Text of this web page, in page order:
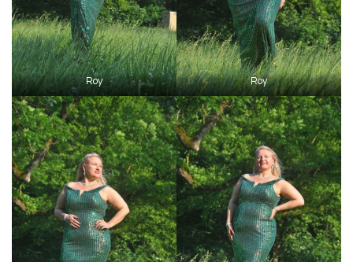
Roy Roy